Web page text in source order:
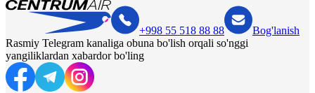
+998 55 518 88 88
Bog'lanish
Rasmiy Telegram kanaliga obuna bo'lish orqali so'nggi
yangiliklardan xabardor bo'ling